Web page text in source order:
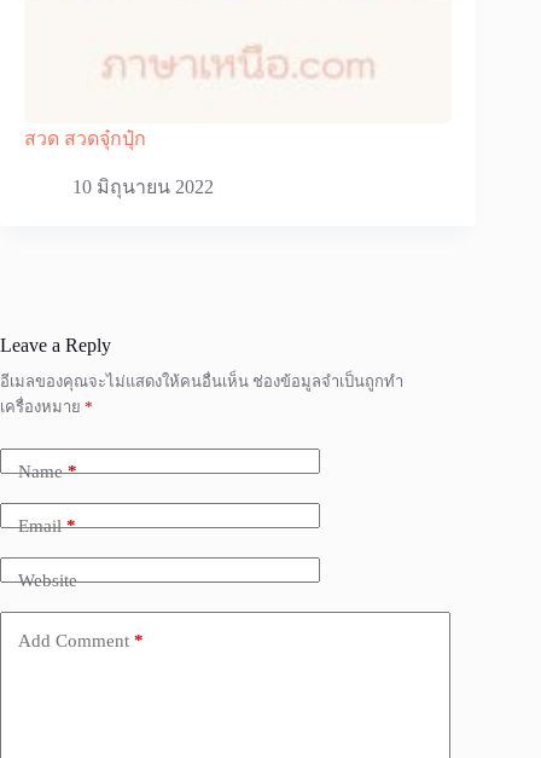
สวด สวดจุ๋กปุ๋ก
10 มิถุนายน 2022
Leave a Reply
อีเมลของคุณจะไม่แสดงให้คนอื่นเห็น ช่องข้อมูลจำเป็นถูกทำ
เครื่องหมาย *
Name*
Email*
Website
Add Comment *